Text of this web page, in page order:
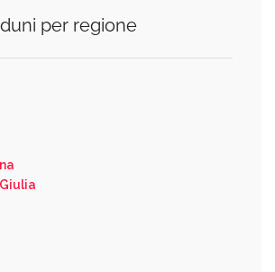
per regione